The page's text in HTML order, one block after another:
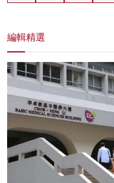
編輯精選